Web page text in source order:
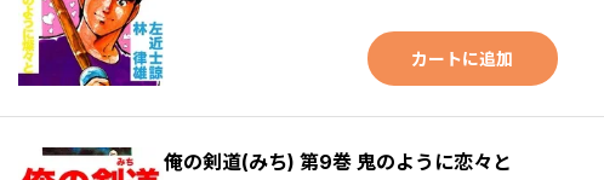
カートに追加
俺の剣道(みち) 第9巻 鬼のように恋々と